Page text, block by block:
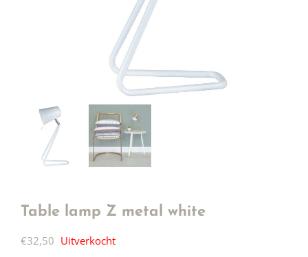
Table lamp Z metal white
€32,50 Uitverkocht